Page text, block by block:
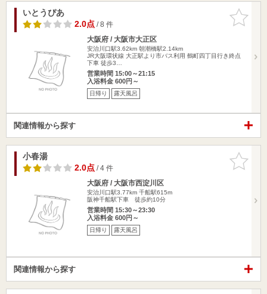
お気に入
りに追加
いとうぴあ
2.0点/ 8 件
大阪府 / 大阪市大正区
安治川口駅3.62km 朝潮橋駅2.14km
JR大阪環状線 大正駅より市バス利用 鶴町四丁目行き終点
下車 徒歩3…
営業時間 15:00～21:15
入浴料金 600円～
日帰り 露天風呂
関連情報から探す
お気に入
りに追加
小春湯
2.0点/ 4 件
大阪府 / 大阪市西淀川区
安治川口駅3.77km 千船駅615m
阪神千船駅下車 徒歩約10分
営業時間 15:30～23:30
入浴料金 600円～
日帰り 露天風呂
関連情報から探す